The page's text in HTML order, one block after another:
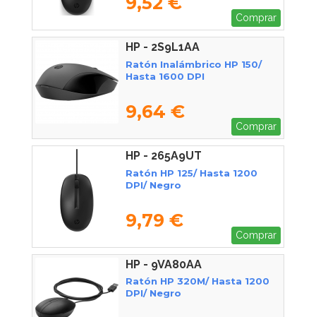
Comprar
HP - 2S9L1AA
Ratón Inalámbrico HP 150/
Hasta 1600 DPI
9,64 €
Comprar
HP - 265A9UT
Ratón HP 125/ Hasta 1200
DPI/ Negro
9,79 €
Comprar
HP - 9VA80AA
Ratón HP 320M/ Hasta 1200
DPI/ Negro